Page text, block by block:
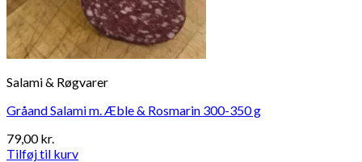
Salami & Røgvarer
Gråand Salami m. Æble & Rosmarin 300-350 g
79,00kr.
Tilføj til kurv